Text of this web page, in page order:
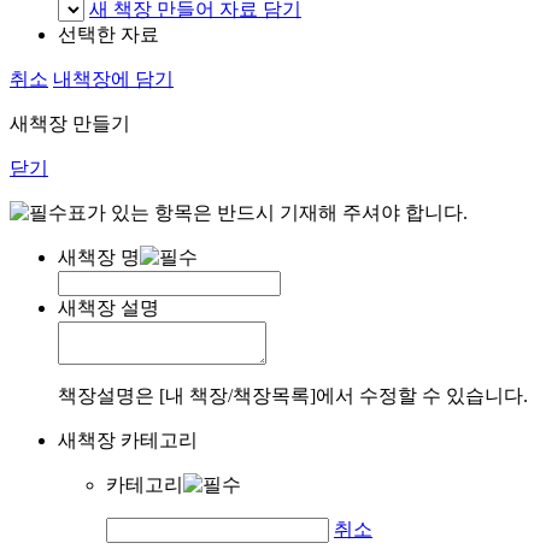
새 책장 만들어 자료 담기
선택한 자료
취소 내책장에 담기
새책장 만들기
닫기
표가 있는 항목은 반드시 기재해 주셔야 합니다.
새책장 명
새책장 설명
책장설명은 [내 책장/책장목록]에서 수정할 수 있습니다.
새책장 카테고리
카테고리
취소